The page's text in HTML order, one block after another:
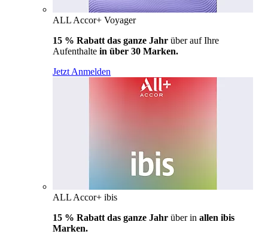
ALL Accor+ Voyager
15 % Rabatt das ganze Jahr über auf Ihre
Aufenthalte in über 30 Marken.
Jetzt Anmelden
ALL Accor+ ibis
15 % Rabatt das ganze Jahr über in allen ibis
Marken.